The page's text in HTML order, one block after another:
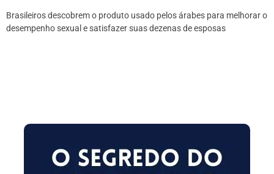
Brasileiros descobrem o produto usado pelos árabes para melhorar o
desempenho sexual e satisfazer suas dezenas de esposas